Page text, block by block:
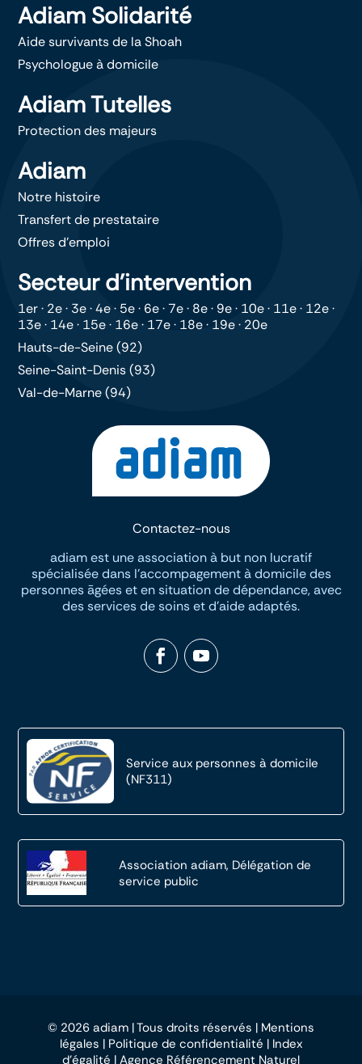
Adiam Solidarité
Aide survivants de la Shoah
Psychologue à domicile
Adiam Tutelles
Protection des majeurs
Adiam
Notre histoire
Transfert de prestataire
Offres d’emploi
Secteur d’intervention
1er· 2e· 3e·4e· 5e· 6e·7e· 8e· 9e· 10e· 11e· 12e·
13e· 14e· 15e· 16e· 17e· 18e· 19e· 20e
Hauts-de-Seine (92)
Seine-Saint-Denis (93)
Val-de-Marne (94)
Contactez-nous
adiam est une association à but non lucratif
spécialisée dans I’accompagement à domicile des
personnes āgées et en situation de dépendance, avec
des services de soins et d’aide adaptés.
Service aux personnes à domicile
(NF311)
Association adiam, Délégation de
service public
© 2026 adiam | Tous droits réservés | Mentions
légales | Politique de confidentialité | Index
d’égalité | Agence Référencement Naturel